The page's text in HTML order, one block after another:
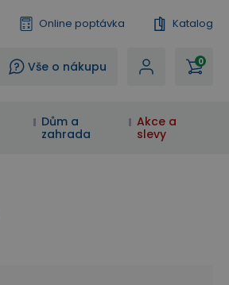
Online poptávka Katalog
? Vše o nákupu 0
Dům a
zahrada
Akce a
slevy